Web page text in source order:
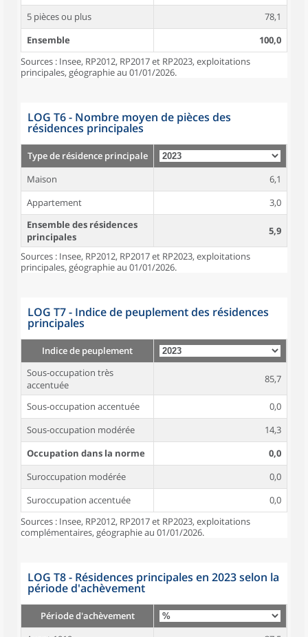
5 pièces ou plus
78,1
Ensemble
100,0
Sources : Insee, RP2012, RP2017 et RP2023, exploitations
principales, géographie au 01/01/2026.
LOG T6 - Nombre moyen de pièces des
résidences principales
Type de résidence principale
Maison
6,1
Appartement
3,0
Ensemble des résidences
principales
5,9
Sources : Insee, RP2012, RP2017 et RP2023, exploitations
principales, géographie au 01/01/2026.
LOG T7 - Indice de peuplement des résidences
principales
Indice de peuplement
Sous-occupation très
accentuée
85,7
Sous-occupation accentuée
0,0
Sous-occupation modérée
14,3
Occupation dans la norme
0,0
Suroccupation modérée
0,0
Suroccupation accentuée
0,0
Sources : Insee, RP2012, RP2017 et RP2023, exploitations
complémentaires, géographie au 01/01/2026.
LOG T8 - Résidences principales en 2023 selon la
période d'achèvement
Période d'achèvement